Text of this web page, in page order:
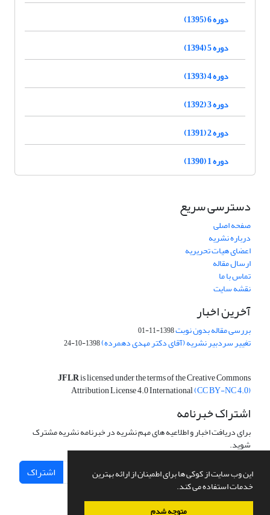
این وب سایت از کوکی ها برای اطمینان از ارائه بهترین
خدمات استفاده می کند.
متوجه شدم
دوره 6 (1395)
دوره 5 (1394)
دوره 4 (1393)
دوره 3 (1392)
دوره 2 (1391)
دوره 1 (1390)
دسترسی سریع
صفحه اصلی
درباره نشریه
اعضای هیات تحریریه
ارسال مقاله
تماس با ما
نقشه سایت
آخرین اخبار
بررسی مقاله بدون نوبت1398-11-01
تغییر سردبیر نشریه (آقای دکتر مهدی دهمرده)1398-10-24
JFLRis licensed under the terms of the Creative Commons
Attribution License 4.0 International(CC BY-NC 4.0)
اشتراک خبرنامه
برای دریافت اخبار و اطلاعیه های مهم نشریه در خبرنامه نشریه مشترک
شوید.
اشتراک